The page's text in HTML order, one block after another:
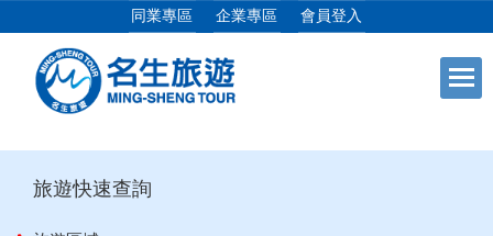
同業專區 企業專區 會員登入
日本專館 +
郵輪假期
目前位置： 首頁 列表